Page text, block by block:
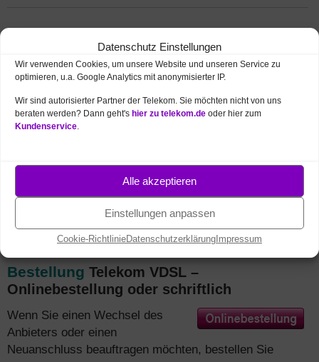
Datenschutz Einstellungen
Wir verwenden Cookies, um unsere Website und unseren Service zu
optimieren, u.a. Google Analytics mit anonymisierter IP.
Wir sind autorisierter Partner der Telekom. Sie möchten nicht von uns
beraten werden? Dann geht's hier zu telekom.de oder hier zum
Kundenservice.
Alle akzeptieren
Einstellungen anpassen
Cookie-RichtlinieDatenschutzerklärung Impressum
Tarifberatung und Bestellung
VDSL Tarife per Telefon
Sie möchten Telekom VDSL zum
günstigen Preis gern telefonisch
bestellen oder eine kostenlose
und unverbindliche Tarifberatung
oder rufen Sie uns an:
Tel.:
(Mo.-Fr. 7:30-22 / Sa. 8-22 /
So. + Feiertag 10-22 Uhr)
Bestellung Telekom VDSL –
Onlinebestellung oder schriftlich
Wenn Sie einen Wechsel des
Anbieters oder einen
Neuanschluss beauftragen möchten, bestellen Sie